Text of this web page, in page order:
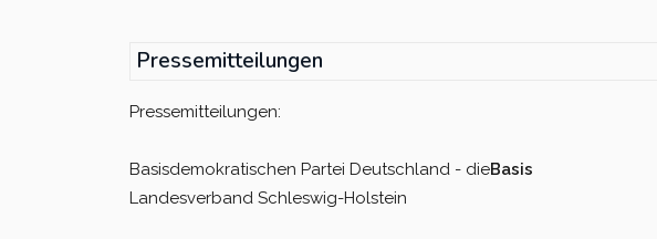
Pressemitteilungen
Pressemitteilungen:
Basisdemokratischen Partei Deutschland - dieBasis
Landesverband Schleswig-Holstein